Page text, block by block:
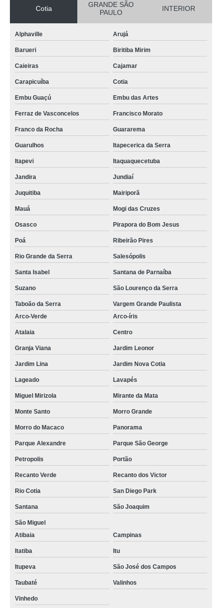
Cotia
GRANDE SÃO
PAULO
INTERIOR
Alphaville Arujá
Barueri Biritiba Mirim
Caieiras Cajamar
Carapicuíba Cotia
Embu Guaçú Embu das Artes
Ferraz de Vasconcelos Francisco Morato
Franco da Rocha Guararema
Guarulhos Itapecerica da Serra
Itapevi Itaquaquecetuba
Jandira Jundiaí
Juquitiba Mairiporã
Mauá Mogi das Cruzes
Osasco Pirapora do Bom Jesus
Poá Ribeirão Pires
Rio Grande da Serra Salesópolis
Santa Isabel Santana de Parnaíba
Suzano São Lourenço da Serra
Taboão da Serra
Vargem Grande Paulista
Arco-Verde
Arco-íris
Atalaia Centro
Granja Viana Jardim Leonor
Jardim Lina Jardim Nova Cotia
Lageado Lavapés
Miguel Mirizola Mirante da Mata
Monte Santo Morro Grande
Morro do Macaco Panorama
Parque Alexandre Parque São George
Petropolis Portão
Recanto Verde Recanto dos Victor
Rio Cotia San Diego Park
Santana São Joaquim
São Miguel
Atibaia
Campinas
Itatiba Itu
Itupeva São José dos Campos
Taubaté Valinhos
Vinhedo